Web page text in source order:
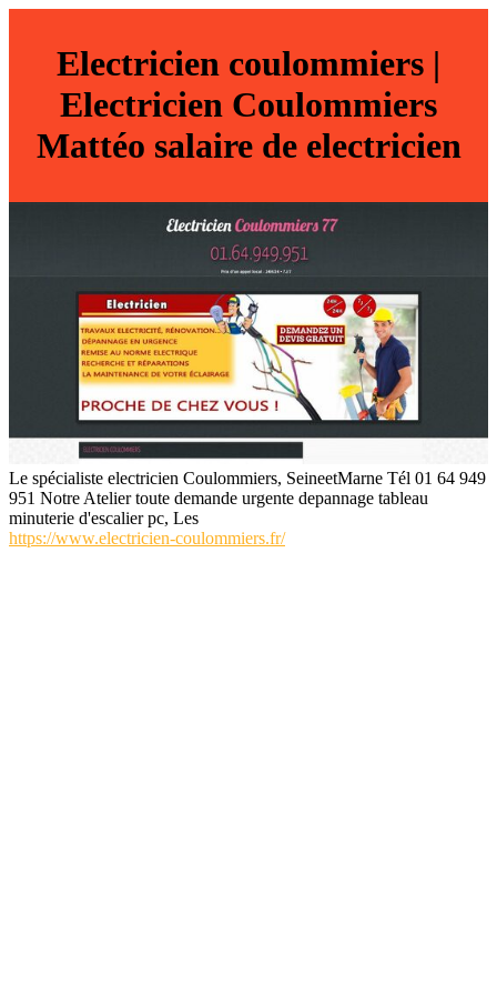
Electricien coulommiers |
Electricien Coulommiers
Mattéo salaire de electricien
Le spécialiste electricien Coulommiers, SeineetMarne Tél 01 64 949
951 Notre Atelier toute demande urgente depannage tableau
minuterie d'escalier pc, Les
https://www.electricien-coulommiers.fr/